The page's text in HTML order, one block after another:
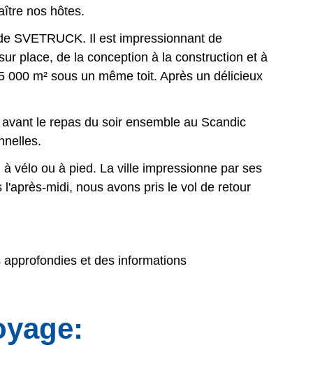
nos hôtes.
SVETRUCK. Il est impressionnant de
place, de la conception à la construction et à
m² sous un même toit. Après un délicieux
le repas du soir ensemble au Scandic
vélo ou à pied. La ville impressionne par ses
midi, nous avons pris le vol de retour
et des informations